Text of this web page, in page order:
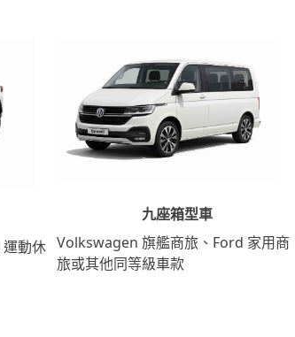
動休
九座箱型車
Volkswagen 旗艦商旅、Ford 家用商
旅或其他同等級車款